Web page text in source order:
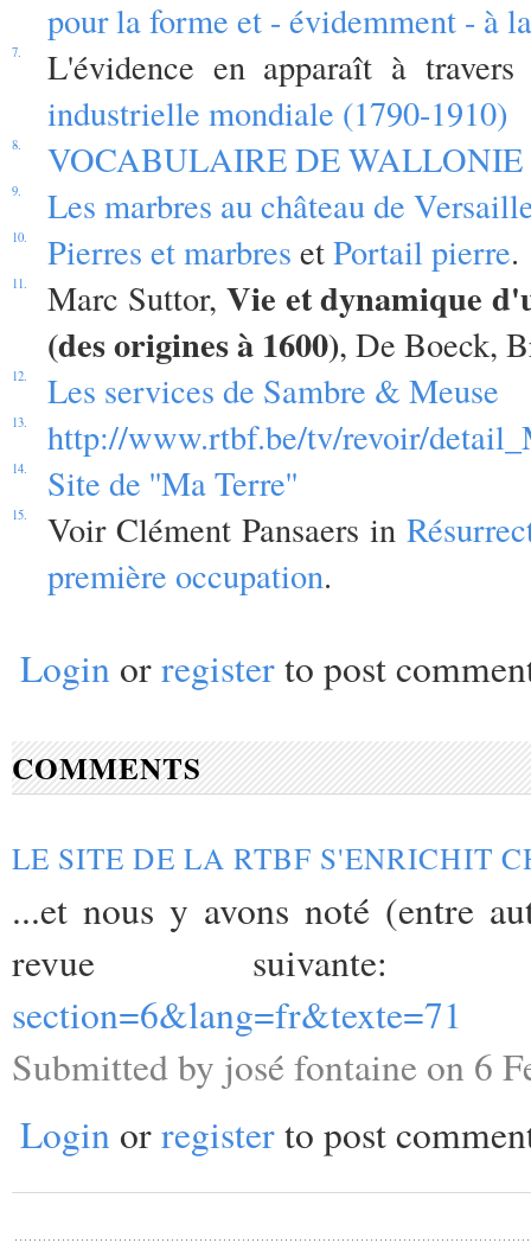
pour la forme et - évidemment - à
7.
L'évidence en apparaît à
industrielle mondiale (1790-1910)
8. VOCABULAIRE DE WALLONIE
9. Les marbres au château de
10. Pierres et marbres etPortail pierre.
11. Marc Suttor, Vie et dynamique
(des origines à 1600), De Boeck,
12. Les services de Sambre & Meuse
13. http://www.rtbf.be/tv/revoir/
14. Site de ''Ma Terre''
15. Voir Clément Pansaers in
première occupation.
Loginorregisterto post
COMMENTS
LE SITE DE LA RTBF S'ENRICHIT
...et nous y avons noté (entre
revue
section=6&lang=fr&texte=71
Submitted by josé fontaine on 6
Loginorregisterto post